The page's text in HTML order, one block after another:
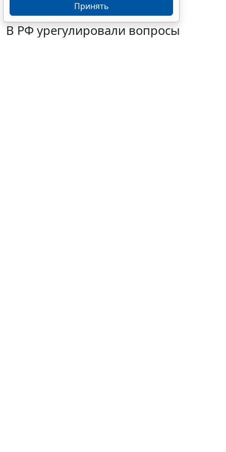
В РФ урегулировали вопросы
Принять